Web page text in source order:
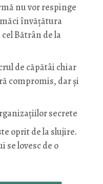
nu vor respinge
învățătura
Bătrân de la
de căpătâi chiar
compromis, dar și
secrete
oprit de la slujire.
lovesc de o